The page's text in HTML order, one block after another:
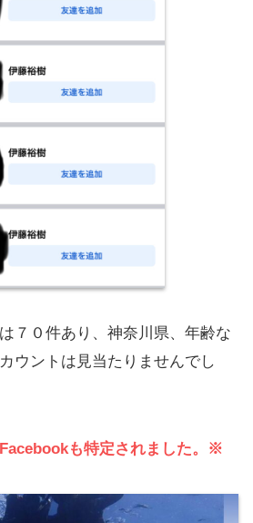
７０件あり、神奈川県、年齢な
ウントは見当たりませんでし
も特定されました。※